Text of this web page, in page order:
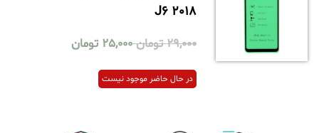
J6 2018
29,000 تومان 25,000 تومان
در حال حاضر موجود نیست